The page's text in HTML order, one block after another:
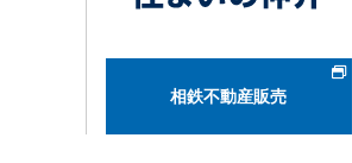
相鉄不動産販売